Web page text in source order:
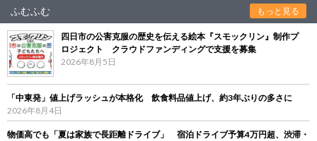
ふむふむ もっと見る
四日市の公害克服の歴史を伝える絵本『スモックリン』制作プ
ロジェクト クラウドファンディングで支援を募集
2026年8月5日
「中東発」値上げラッシュが本格化 飲食料品値上げ、約3年ぶりの多さに
2026年8月4日
物価高でも「夏は家族で長距離ドライブ」 宿泊ドライブ予算4万円超、渋滞・